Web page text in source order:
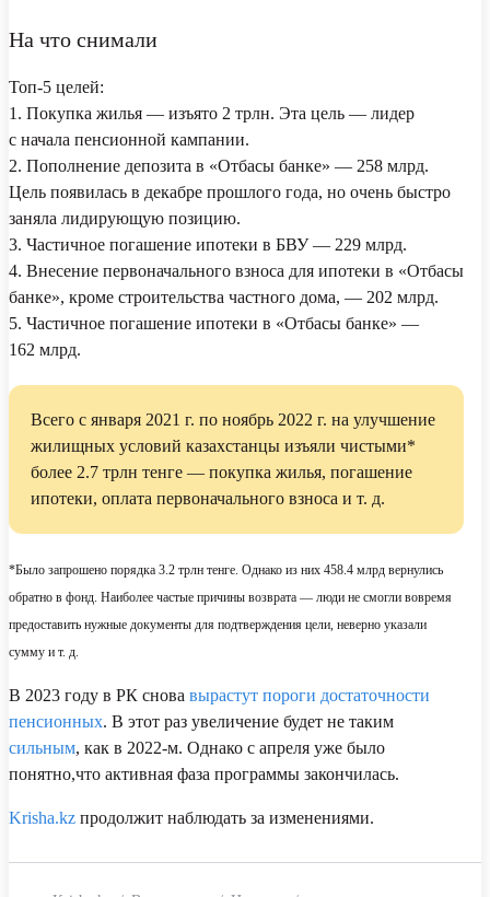
На что снимали
Топ-5 целей:
1. Покупка жилья — изъято 2 трлн. Эта цель — лидер
с начала пенсионной кампании.
2. Пополнение депозита в «Отбасы банке» — 258 млрд.
Цель появилась в декабре прошлого года, но очень быстро
заняла лидирующую позицию.
3. Частичное погашение ипотеки в БВУ — 229 млрд.
4. Внесение первоначального взноса для ипотеки в «Отбасы
банке», кроме строительства частного дома, — 202 млрд.
5. Частичное погашение ипотеки в «Отбасы банке» —
162 млрд.
Всего с января 2021 г. по ноябрь 2022 г. на улучшение
жилищных условий казахстанцы изъяли чистыми*
более 2.7 трлн тенге — покупка жилья, погашение
ипотеки, оплата первоначального взноса и т. д.
*Было запрошено порядка 3.2 трлн тенге. Однако из них 458.4 млрд вернулись
обратно в фонд. Наиболее частые причины возврата — люди не смогли вовремя
предоставить нужные документы для подтверждения цели, неверно указали
сумму и т. д.
В 2023 году в РК снова вырастут пороги достаточности
пенсионных. В этот раз увеличение будет не таким
сильным, как в 2022-м. Однако с апреля уже было
понятно,что активная фаза программы закончилась.
Krisha.kz продолжит наблюдать за изменениями.